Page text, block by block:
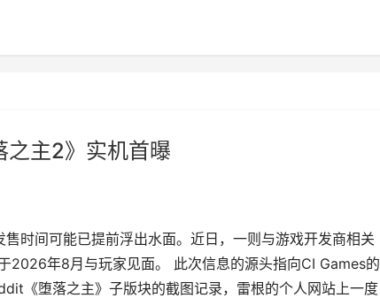
之主2》实机首曝
时间可能已提前浮出水面。近日，一则与游戏开发商相关
2026年8月与玩家见面。 此次信息的源头指向CI Games的
《堕落之主》子版块的截图记录，雷根的个人网站上一度